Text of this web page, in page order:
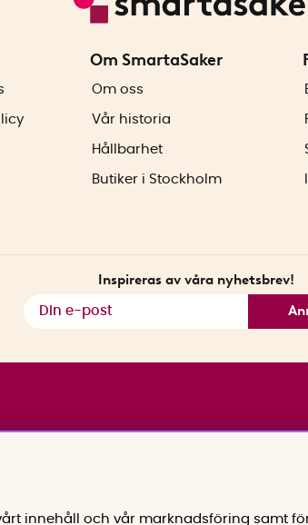
Om SmartaSaker
Om oss
Vår historia
Hållbarhet
Butiker i Stockholm
Inspireras av våra nyhetsbrev!
innehåll och vår marknadsföring samt